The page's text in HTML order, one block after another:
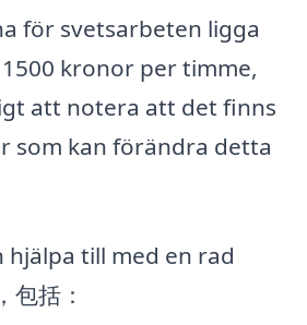
för svetsarbeten ligga
kronor per timme,
att notera att det finns
som kan förändra detta
hjälpa till med en rad
括：